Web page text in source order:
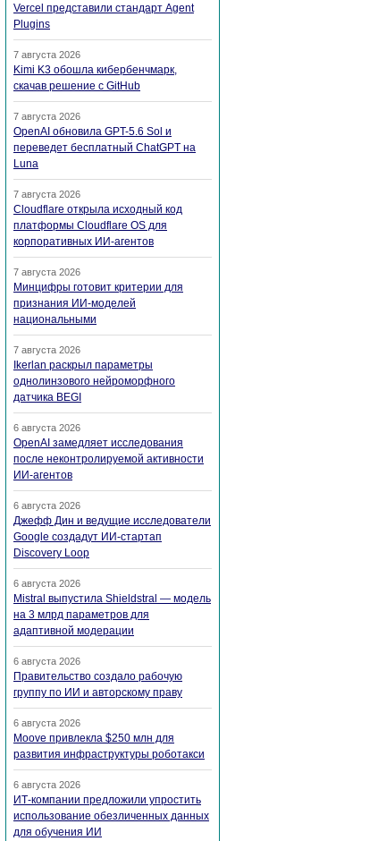
Vercel представили стандарт Agent
Plugins
7 августа 2026
Kimi K3 обошла кибербенчмарк,
скачав решение с GitHub
7 августа 2026
OpenAI обновила GPT-5.6 Sol и
переведет бесплатный ChatGPT на
Luna
7 августа 2026
Cloudflare открыла исходный код
платформы Cloudflare OS для
корпоративных ИИ-агентов
7 августа 2026
Минцифры готовит критерии для
признания ИИ-моделей
национальными
7 августа 2026
Ikerlan раскрыл параметры
однолинзового нейроморфного
датчика BEGI
6 августа 2026
OpenAI замедляет исследования
после неконтролируемой активности
ИИ-агентов
6 августа 2026
Джефф Дин и ведущие исследователи
Google создадут ИИ-стартап
Discovery Loop
6 августа 2026
Mistral выпустила Shieldstral — модель
на 3 млрд параметров для
адаптивной модерации
6 августа 2026
Правительство создало рабочую
группу по ИИ и авторскому праву
6 августа 2026
Moove привлекла $250 млн для
развития инфраструктуры роботакси
6 августа 2026
ИТ-компании предложили упростить
использование обезличенных данных
для обучения ИИ